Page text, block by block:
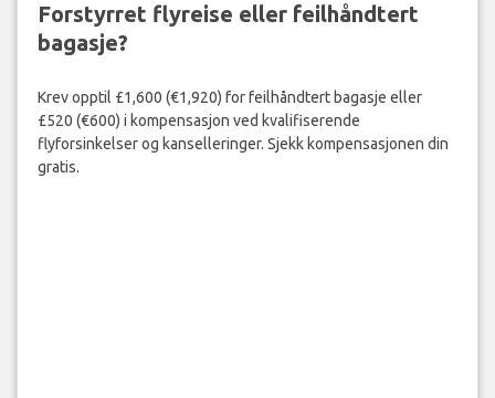
Forstyrret flyreise eller feilhåndtert
bagasje?
Krev opptil £1,600 (€1,920) for feilhåndtert bagasje eller
£520 (€600) i kompensasjon ved kvalifiserende
flyforsinkelser og kanselleringer. Sjekk kompensasjonen din
gratis.